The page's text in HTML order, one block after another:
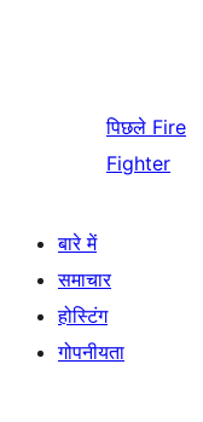
पिछले Fire
Fighter
बारे में
समाचार
होस्टिंग
गोपनीयता